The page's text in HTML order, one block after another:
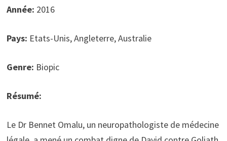
Année: 2016
Pays: Etats-Unis, Angleterre, Australie
Genre: Biopic
Résumé:
Le Dr Bennet Omalu, un neuropathologiste de médecine